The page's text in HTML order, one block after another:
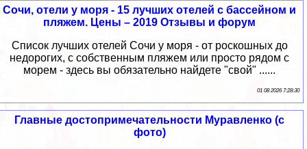
Сочи, отели у моря - 15 лучших отелей с бассейном и
пляжем. Цены – 2019 Отзывы и форум
Список лучших отелей Сочи у моря - от роскошных до
недорогих, с собственным пляжем или просто рядом с
морем - здесь вы обязательно найдете "свой" ......
01 08 2026 7:28:30
Главные достопримечательности Муравленко (с
фото)